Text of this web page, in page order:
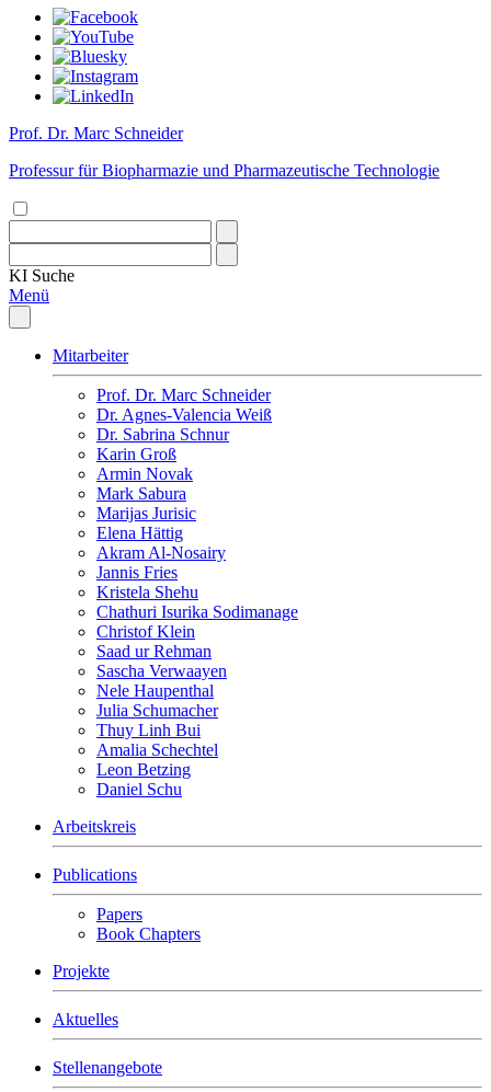
Prof. Dr. Marc Schneider
Professur für Biopharmazie und Pharmazeutische Technologie
KI Suche
Menü
Mitarbeiter
Prof. Dr. Marc Schneider
Dr. Agnes-Valencia Weiß
Dr. Sabrina Schnur
Karin Groß
Armin Novak
Mark Sabura
Marijas Jurisic
Elena Hättig
Akram Al-Nosairy
Jannis Fries
Kristela Shehu
Chathuri Isurika Sodimanage
Christof Klein
Saad ur Rehman
Sascha Verwaayen
Nele Haupenthal
Julia Schumacher
Thuy Linh Bui
Amalia Schechtel
Leon Betzing
Daniel Schu
Arbeitskreis
Publications
Papers
Book Chapters
Projekte
Aktuelles
Stellenangebote